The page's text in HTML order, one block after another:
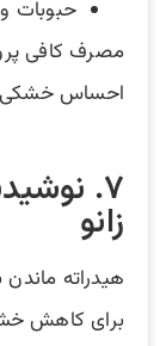
حبوبات
مصرف کافی
احساس
۷.
زانو
هیدراته
برای کاهش